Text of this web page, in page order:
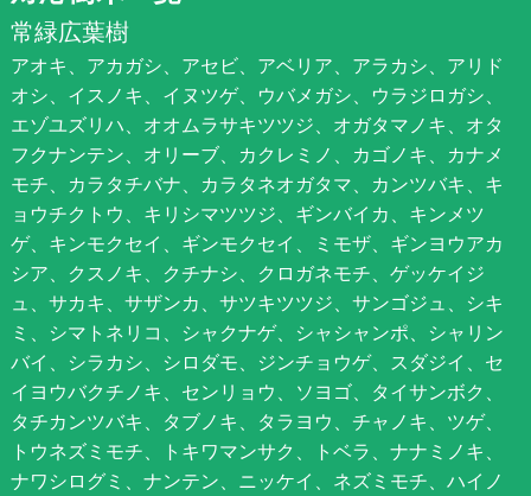
常緑広葉樹
アオキ、アカガシ、アセビ、アベリア、アラカシ、アリド
オシ、イスノキ、イヌツゲ、ウバメガシ、ウラジロガシ、
エゾユズリハ、オオムラサキツツジ、オガタマノキ、オタ
フクナンテン、オリーブ、カクレミノ、カゴノキ、カナメ
モチ、カラタチバナ、カラタネオガタマ、カンツバキ、キ
ョウチクトウ、キリシマツツジ、ギンバイカ、キンメツ
ゲ、キンモクセイ、ギンモクセイ、ミモザ、ギンヨウアカ
シア、クスノキ、クチナシ、クロガネモチ、ゲッケイジ
ュ、サカキ、サザンカ、サツキツツジ、サンゴジュ、シキ
ミ、シマトネリコ、シャクナゲ、シャシャンポ、シャリン
バイ、シラカシ、シロダモ、ジンチョウゲ、スダジイ、セ
イヨウバクチノキ、センリョウ、ソヨゴ、タイサンボク、
タチカンツバキ、タブノキ、タラヨウ、チャノキ、ツゲ、
トウネズミモチ、トキワマンサク、トベラ、ナナミノキ、
ナワシログミ、ナンテン、ニッケイ、ネズミモチ、ハイノ